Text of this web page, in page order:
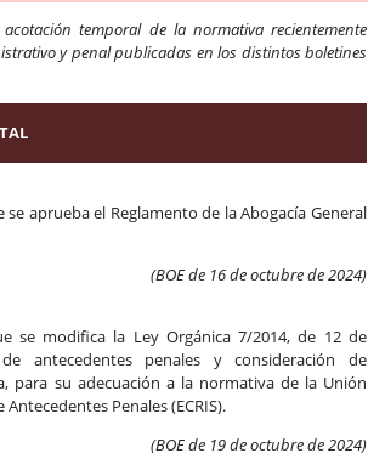
temporal de la normativa recientemente
y penal publicadas en los distintos boletines
se aprueba el Reglamento de la Abogacía General
(BOE de 16 de octubre de 2024)
se modifica la Ley Orgánica 7/2014, de 12 de
antecedentes penales y consideración de
para su adecuación a la normativa de la Unión
Penales (ECRIS).
(BOE de 19 de octubre de 2024)